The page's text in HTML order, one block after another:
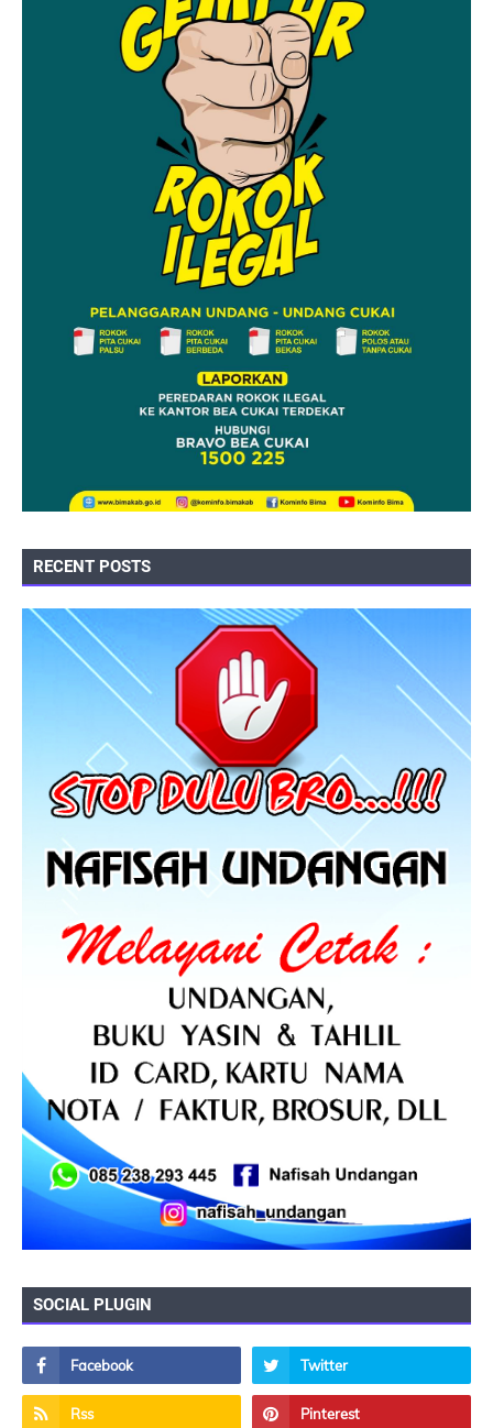
RECENT POSTS
SOCIAL PLUGIN